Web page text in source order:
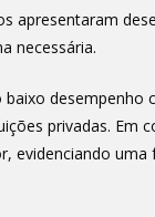
apresentaram
necessária.
desempenho
privadas. Em
evidenciando